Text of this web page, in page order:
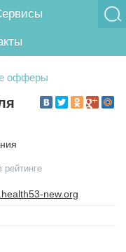
офферы
new.org